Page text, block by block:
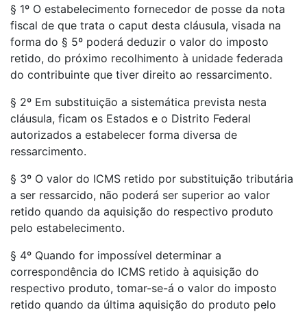
§ 1º O estabelecimento fornecedor de posse da nota
fiscal de que trata o caput desta cláusula, visada na
forma do § 5º poderá deduzir o valor do imposto
retido, do próximo recolhimento à unidade federada
do contribuinte que tiver direito ao ressarcimento.
§ 2º Em substituição a sistemática prevista nesta
cláusula, ficam os Estados e o Distrito Federal
autorizados a estabelecer forma diversa de
ressarcimento.
§ 3º O valor do ICMS retido por substituição tributária
a ser ressarcido, não poderá ser superior ao valor
retido quando da aquisição do respectivo produto
pelo estabelecimento.
§ 4º Quando for impossível determinar a
correspondência do ICMS retido à aquisição do
respectivo produto, tomar-se-á o valor do imposto
retido quando da última aquisição do produto pelo